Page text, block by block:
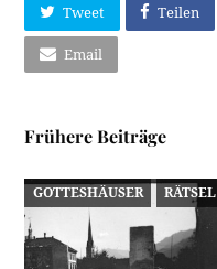
Tweet Teilen
Email
Frühere Beiträge
GOTTESHÄUSER RÄTSEL